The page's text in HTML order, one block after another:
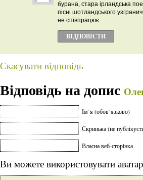
бурана, стара ірландська
пісні шотландського
не співпрацює.
ВІДПОВІCТИ
Скасувати відповідь
Відповідь на допис
Ім’я (обов’язково)
Скринька (не
Власна веб-сторінка
Ви можете використовувати